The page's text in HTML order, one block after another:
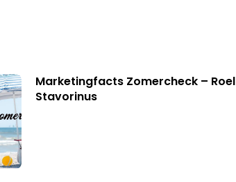
Marketingfacts Zomercheck – Roel
Stavorinus